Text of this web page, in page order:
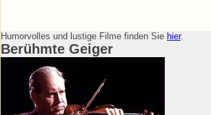
Humorvolles und lustige Filme finden Sie hier.
Berühmte Geiger